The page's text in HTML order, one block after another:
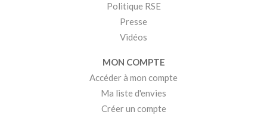
Politique RSE
Presse
Vidéos
MON COMPTE
Accéder à mon compte
Ma liste d'envies
Créer un compte